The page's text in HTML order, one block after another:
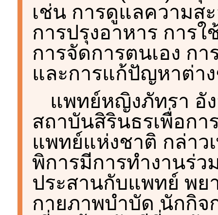
เช่น การดูแลความส
การปรุงอาหาร การใ
การจัดการตนเอง ก
และการแก้ปัญหาต่า
แพทย์หญิงภัทรา อั
สถาบันสิรินธรเพื่อก
แพทย์แห่งชาติ กล่าว
พิการมีการทำงานร่
ประสานกับแพทย์ พย
กายภาพบำบัด นักกิจ